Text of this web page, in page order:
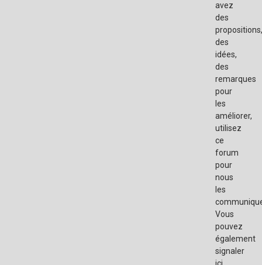
avez
des
propositions,
des
idées,
des
remarques
pour
les
améliorer,
utilisez
ce
forum
pour
nous
les
Vous
pouvez
également
signaler